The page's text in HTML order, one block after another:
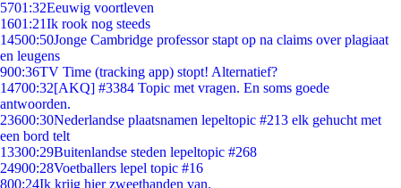
5701:32Eeuwig voortleven
1601:21Ik rook nog steeds
14500:50Jonge Cambridge professor stapt op na claims over plagiaat
en leugens
900:36TV Time (tracking app) stopt! Alternatief?
14700:32[AKQ] #3384 Topic met vragen. En soms goede
antwoorden.
23600:30Nederlandse plaatsnamen lepeltopic #213 elk gehucht met
een bord telt
13300:29Buitenlandse steden lepeltopic #268
24900:28Voetballers lepel topic #16
800:24Ik krijg hier zweethanden van.